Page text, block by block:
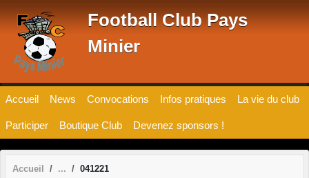
Football Club Pays
Minier
Accueil News Convocations Infos pratiques La vie du club
Participer Boutique Club Devenez sponsors !
Accueil 041221